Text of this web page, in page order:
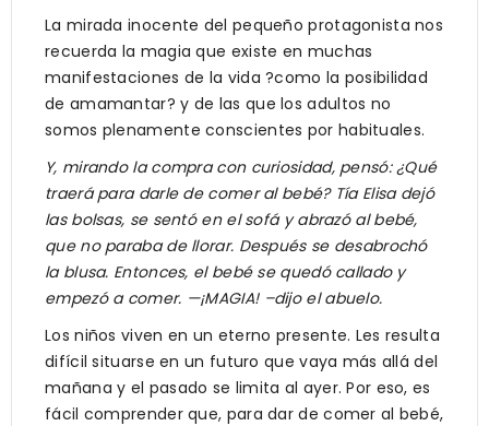
La mirada inocente del pequeño protagonista nos
recuerda la magia que existe en muchas
manifestaciones de la vida ?como la posibilidad
de amamantar? y de las que los adultos no
somos plenamente conscientes por habituales.
Y, mirando la compra con curiosidad, pensó: ¿Qué
traerá para darle de comer al bebé? Tía Elisa dejó
las bolsas, se sentó en el sofá y abrazó al bebé,
que no paraba de llorar. Después se desabrochó
la blusa. Entonces, el bebé se quedó callado y
empezó a comer. —¡MAGIA! –dijo el abuelo.
Los niños viven en un eterno presente. Les resulta
difícil situarse en un futuro que vaya más allá del
mañana y el pasado se limita al ayer. Por eso, es
fácil comprender que, para dar de comer al bebé,